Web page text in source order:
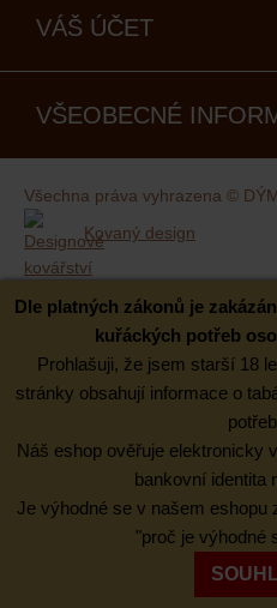
VÁŠ ÚČET
VŠEOBECNÉ
Všechna práva vyhrazena ©
Kovaný design
Dle platných zákonů je
kuřáckých potřeb
Prohlašuji, že jsem starší 18
stránky obsahují informace o
Náš eshop ověřuje elektronicky
bankovní identita
Je výhodné se v našem eshopu
"proč je výhodné